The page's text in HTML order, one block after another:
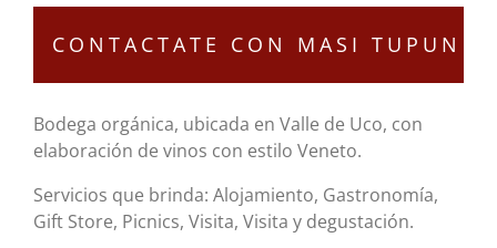
Bodega orgánica, ubicada en Valle de Uco, con
elaboración de vinos con estilo Veneto.
Servicios que brinda: Alojamiento, Gastronomía,
Gift Store, Picnics, Visita, Visita y degustación.